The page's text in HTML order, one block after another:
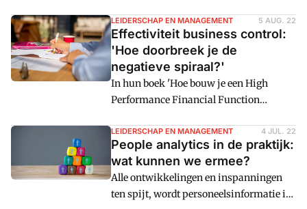
op de rol van de controller binnen een
toekomstbestendige organisatie en de
impact daarvan op de ontwikkeling van
de controlfunctie.
beheerstaken bij, maar ook juist een
meer strategische rol en een rol als
businesspartner.
LEIDERSCHAP EN MANAGEMENT 5 AUG. 22
Effectiviteit business control:
'Hoe doorbreek je de
negatieve spiraal?'
In hun boek 'Hoe bouw je een High
Performance Financial Function
Waal en Eelco Bilstra onder meer de
resultaten van het eerste onderzoek naar
de 'Effectiviteit van Business Control' dat
tweejaarlijks door adviesbureau
FinTouch wordt uitgevoerd. In een
LEIDERSCHAP EN MANAGEMENT 4 JUL. 22
People analytics in de praktijk:
wat kunnen we ermee?
Alle ontwikkelingen en inspanningen
ten spijt, wordt personeelsinformatie in